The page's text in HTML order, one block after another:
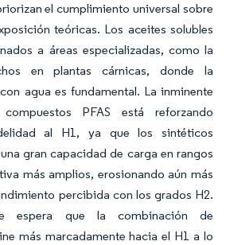
el cumplimiento universal sobre
teóricas. Los aceites solubles
a áreas especializadas, como la
en plantas cárnicas, donde la
agua es fundamental. La inminente
PFAS está reforzando
al H1, ya que los sintéticos
gran capacidad de carga en rangos
más amplios, erosionando aún más
percibida con los grados H2.
espera que la combinación de
más marcadamente hacia el H1 a lo